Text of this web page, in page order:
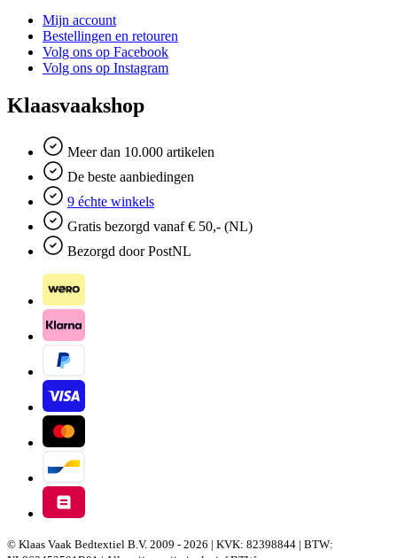
Mijn account
Bestellingen en retouren
Volg ons op Facebook
Volg ons op Instagram
Klaasvaakshop
Meer dan 10.000 artikelen
De beste aanbiedingen
9 échte winkels
Gratis bezorgd vanaf € 50,- (NL)
Bezorgd door PostNL
© Klaas Vaak Bedtextiel B.V. 2009 - 2026 | KVK: 82398844 | BTW: